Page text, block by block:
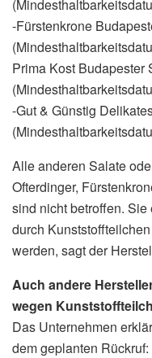
-Fürstenkrone
Prima Kost Budapester
-Gut & Günstig
Alle anderen Salate
Ofterdinger,
sind nicht betroffen.
durch
werden, sagt der
Auch andere
wegen
Das Unternehmen
dem geplanten